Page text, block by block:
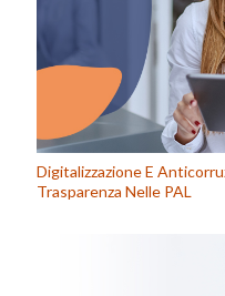
Digitalizzazione E
Trasparenza Nelle PAL